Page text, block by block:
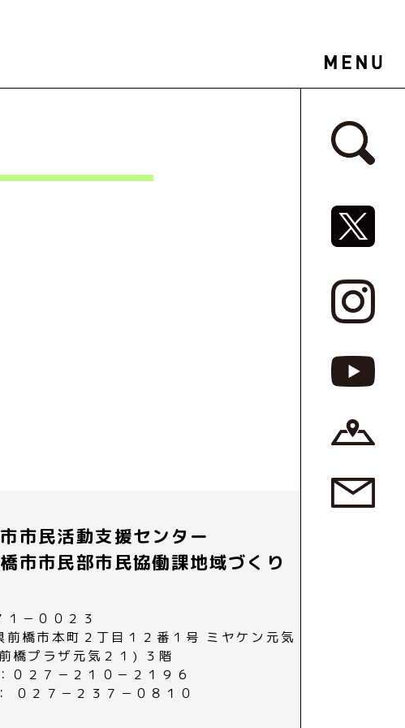
サイドバ
SNSリ
市民活動支援センター
橋市市民部市民協働課地域づくり
１－００２３
前橋市本町２丁目１２番１号 ミヤケン元気
橋プラザ元気２１) ３階
０２７－２１０－２１９６
０２７－２３７－０８１０